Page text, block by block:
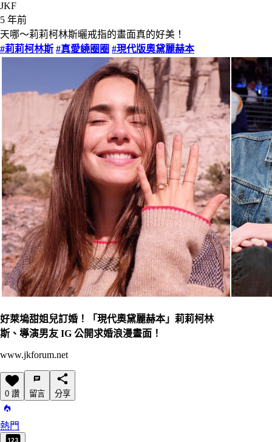
JKF
5 年前
天哪～莉莉柯林斯曬戒指的畫面真的好美！
#莉莉柯林斯 #真愛繞圈圈 #現代版奧黛麗赫本
好萊塢甜姐兒訂婚！「現代奧黛麗赫本」莉莉柯林
斯、導演男友 IG 公開求婚浪漫畫面！
www.jkforum.net
0 讚 留言 分享
熱門